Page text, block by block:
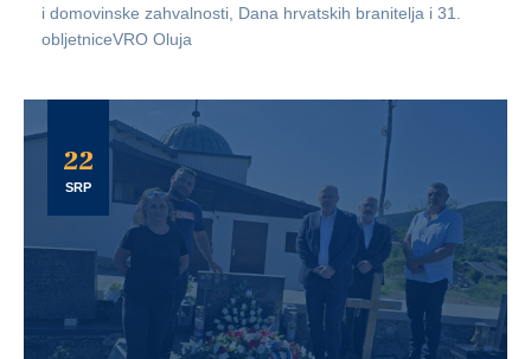
i domovinske zahvalnosti, Dana hrvatskih branitelja i 31.
obljetniceVRO Oluja
22
SRP